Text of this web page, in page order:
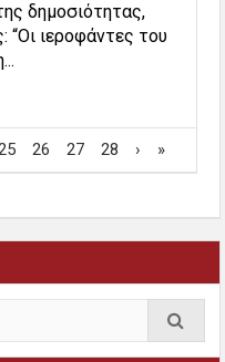
δημοσιότητας,
ιεροφάντες του
26 27 28 › »